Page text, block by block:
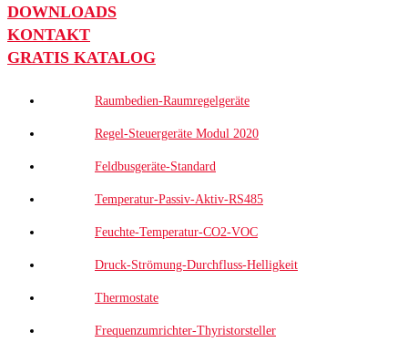
DOWNLOADS
KONTAKT
GRATIS KATALOG
Raumbedien-Raumregelgeräte
Regel-Steuergeräte Modul 2020
Feldbusgeräte-Standard
Temperatur-Passiv-Aktiv-RS485
Feuchte-Temperatur-CO2-VOC
Druck-Strömung-Durchfluss-Helligkeit
Thermostate
Frequenzumrichter-Thyristorsteller